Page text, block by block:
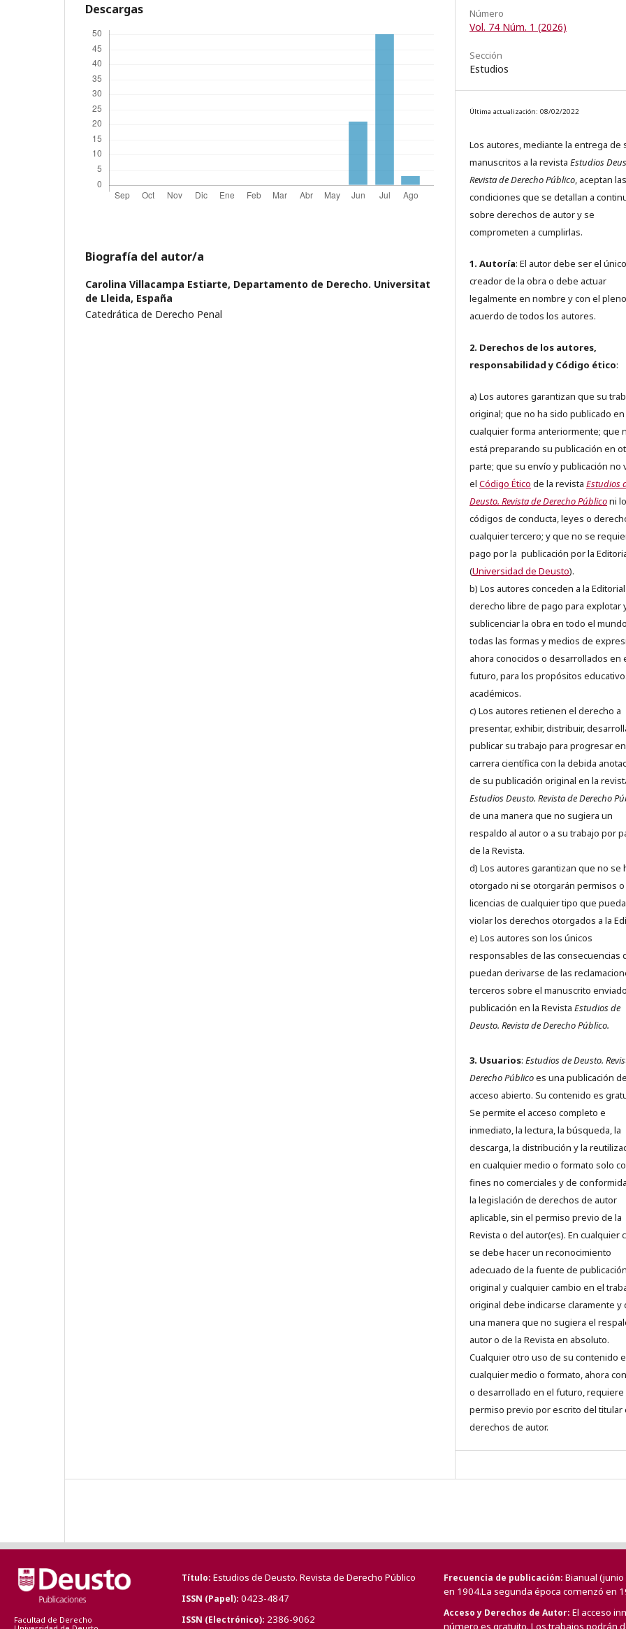
Descargas
Biografía del autor/a
Carolina Villacampa Estiarte, Departamento de Derecho. Universitat
de Lleida, España
Catedrática de Derecho Penal
Número
Vol. 74 Núm. 1 (2026)
Sección
Estudios
Última actualización: 08/02/2022
Los autores, mediante la entrega de
manuscritos a la revista Estudios
Revista de Derecho Público, aceptan las
condiciones que se detallan a
sobre derechos de autor y se
comprometen a cumplirlas.
1. Autoría: El autor debe ser el único
creador de la obra o debe actuar
legalmente en nombre y con el pleno
acuerdo de todos los autores.
2. Derechos de los autores,
responsabilidad y Código ético:
a) Los autores garantizan que su
original; que no ha sido publicado en
cualquier forma anteriormente; que
está preparando su publicación en
parte; que su envío y publicación no
el Código Ético de la revista Estudios
Deusto. Revista de Derecho Públiconi
códigos de conducta, leyes o
cualquier tercero; y que no se
pago por la publicación por la
(Universidad de Deusto).
b) Los autores conceden a la
derecho libre de pago para explotar
sublicenciar la obra en todo el
todas las formas y medios de
ahora conocidos o desarrollados en
futuro, para los propósitos
académicos.
c) Los autores retienen el derecho a
presentar, exhibir, distribuir,
publicar su trabajo para progresar
carrera científica con la debida
de su publicación original en la
Estudios Deusto. Revista de Derecho
de una manera que no sugiera un
respaldo al autor o a su trabajo por
de la Revista.
d) Los autores garantizan que no se
otorgado ni se otorgarán permisos o
licencias de cualquier tipo que
violar los derechos otorgados a la
e) Los autores son los únicos
responsables de las consecuencias
puedan derivarse de las
terceros sobre el manuscrito
publicación en la Revista Estudios de
Deusto. Revista de Derecho Público.
3. Usuarios: Estudios de Deusto.
Derecho Públicoes una publicación de
acceso abierto. Su contenido es
Se permite el acceso completo e
inmediato, la lectura, la búsqueda, la
descarga, la distribución y la
en cualquier medio o formato solo
fines no comerciales y de
la legislación de derechos de autor
aplicable, sin el permiso previo de la
Revista o del autor(es). En cualquier
se debe hacer un reconocimiento
adecuado de la fuente de publicación
original y cualquier cambio en el
original debe indicarse claramente y
una manera que no sugiera el
autor o de la Revista en absoluto.
Cualquier otro uso de su contenido
cualquier medio o formato, ahora
o desarrollado en el futuro, requiere
permiso previo por escrito del titular
derechos de autor.
Facultad de Derecho
Título Estudios de Deusto. Revista de Derecho Público
ISSN (Papel) 0423-4847
ISSN (Electrónico) 2386-9062
Frecuencia de publicación Bianual
en 1904.La segunda época comenzó en
Acceso y Derechos de Autor El acceso
número es gratuito. Los trabajos podrán